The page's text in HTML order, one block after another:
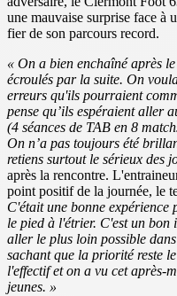
une mauvaise surprise face à
fier de son parcours record.
« On a bien enchaîné après
écroulés par la suite. On
erreurs qu'ils pourraient
pense qu’ils espéraient aller
(4 séances de TAB en 8
On n’a pas toujours été
retiens surtout le sérieux des
après la rencontre.
point positif de la journée, le
C'était une bonne
le pied à l'étrier. C'est un bon
aller le plus loin possible
sachant que la priorité reste
l'effectif et on a vu cet après-
jeunes. »